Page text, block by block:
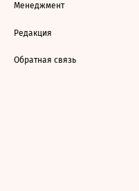
Менеджмент
Редакция
Обратная связь